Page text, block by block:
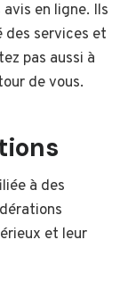
en ligne. Ils
des services et
pas aussi à
de vous.
à des
et leur